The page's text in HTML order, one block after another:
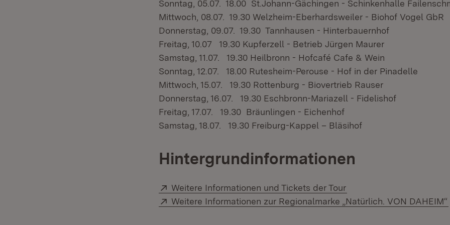
Sonntag, 05.07. 18.00 St.Johann-Gächingen - Schinkenhalle
Mittwoch, 08.07. 19.30 Welzheim-Eberhardsweiler - Biohof Vogel GbR
Donnerstag, 09.07. 19.30 Tannhausen - Hinterbauernhof
Freitag, 10.07 19.30 Kupferzell - Betrieb Jürgen Maurer
Samstag, 11.07. 19.30 Heilbronn - Hofcafé Cafe & Wein
Sonntag, 12.07. 18.00 Rutesheim-Perouse - Hof in der Pinadelle
Mittwoch, 15.07. 19.30 Rottenburg - Biovertrieb Rauser
Donnerstag, 16.07. 19.30 Eschbronn-Mariazell - Fidelishof
Freitag, 17.07. 19.30 Bräunlingen - Eichenhof
Samstag, 18.07. 19.30 Freiburg-Kappel – Bläsihof
Hintergrundinformationen
Extern:
Weitere Informationen und Tickets der Tour
Extern:
Weitere Informationen zur Regionalmarke „Natürlich. VON DAHEIM“